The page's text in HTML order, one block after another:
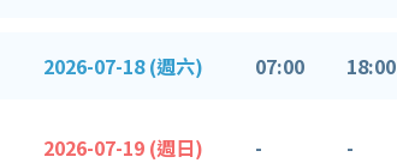
2026-07-18 (週六) 07:00 18:00
2026-07-19 (週日) - -